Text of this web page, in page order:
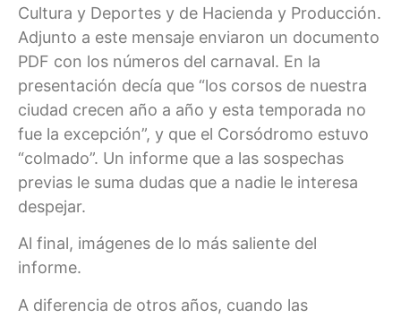
Cultura y Deportes y de Hacienda y Producción.
Adjunto a este mensaje enviaron un documento
PDF con los números del carnaval. En la
presentación decía que “los corsos de nuestra
ciudad crecen año a año y esta temporada no
fue la excepción”, y que el Corsódromo estuvo
“colmado”. Un informe que a las sospechas
previas le suma dudas que a nadie le interesa
despejar.
Al final, imágenes de lo más saliente del
informe.
A diferencia de otros años, cuando las